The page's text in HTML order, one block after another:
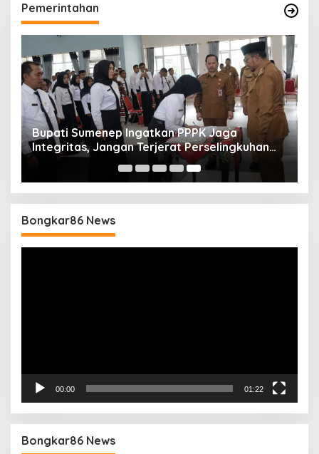
Pemerintahan
Bupati Sumenep Ingatkan PPPK Jaga
Integritas, Jangan Terjerat Perselingkuhan
dan Judi Online
Bongkar86 News
00:00 01:22
Bongkar86 News